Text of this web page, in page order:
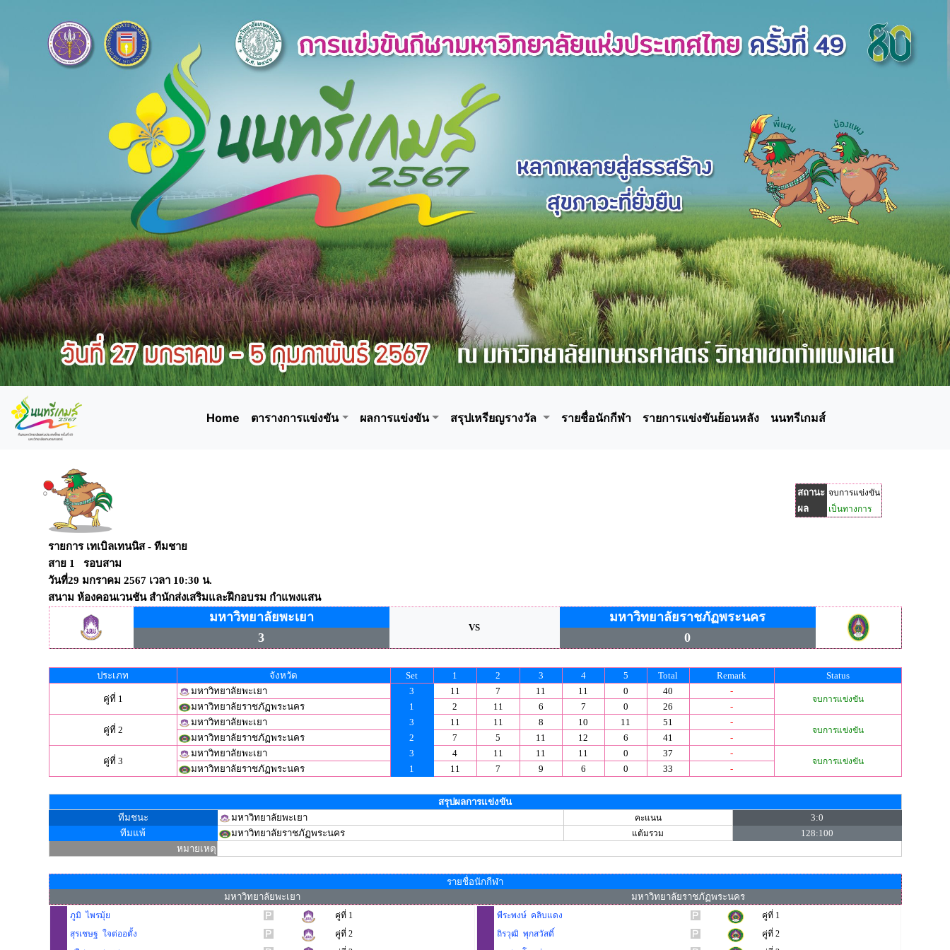
Home ตารางการแข่งขัน ผลการแข่งขัน สรุปเหรียญรางวัล รายชื่อนักกีฬา รายการแข่งขันย้อนหลัง นนทรีเกมส์
สถานะ จบการแข่งขัน
ผล เป็นทางการ
รายการ เทเบิลเทนนิส - ทีมชาย
สาย 1 รอบสาม
วันที่29 มกราคม 2567 เวลา 10:30 น.
สนาม ห้องคอนเวนชัน สำนักส่งเสริมและฝึกอบรม กำแพงแสน
มหาวิทยาลัยพะเยา
VS
มหาวิทยาลัยราชภัฏพระนคร
3
0
ประเภท จังหวัด Set 1 2 3 4 5 Total Remark Status
คู่ที่ 1
มหาวิทยาลัยพะเยา 3 11 7 11 11 0 40 -
จบการแข่งขัน
มหาวิทยาลัยราชภัฏพระนคร 1 2 11 6 7 0 26 -
คู่ที่ 2
มหาวิทยาลัยพะเยา 3 11 11 8 10 11 51 -
จบการแข่งขัน
มหาวิทยาลัยราชภัฏพระนคร 2 7 5 11 12 6 41 -
คู่ที่ 3
มหาวิทยาลัยพะเยา 3 4 11 11 11 0 37 -
จบการแข่งขัน
มหาวิทยาลัยราชภัฏพระนคร 1 11 7 9 6 0 33 -
สรุปผลการแข่งขัน
ทีมชนะ
มหาวิทยาลัยพะเยา คะแนน
3:0
ทีมแพ้
มหาวิทยาลัยราชภัฏพระนคร แต้มรวม
128:100
หมายเหตุ
รายชื่อนักกีฬา
มหาวิทยาลัยพะเยา
มหาวิทยาลัยราชภัฏพระนคร
ภูมิ ไพรมุ้ย
คู่ที่ 1
สุรเชษฐ ใจต่ออตั้ง
คู่ที่ 2
พีระพงษ์ คลิบแดง
คู่ที่ 1
ถิรวุฒิ พุกสวัสดิ์
คู่ที่ 2